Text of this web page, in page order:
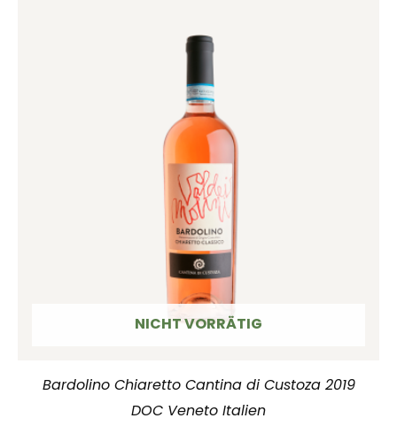
NICHT VORRÄTIG
Bardolino Chiaretto Cantina di Custoza 2019
DOC Veneto Italien